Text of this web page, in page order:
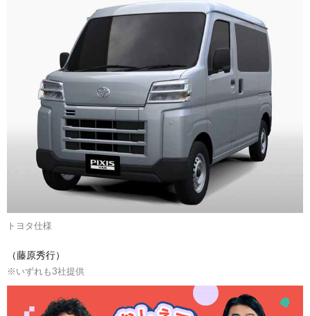
トヨタ仕様
（藤原秀行）
※いずれも3社提供